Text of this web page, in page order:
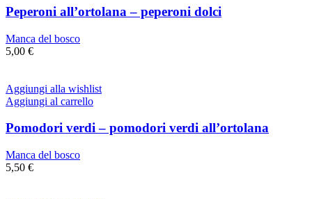
Peperoni all’ortolana – peperoni dolci
Manca del bosco
5,00 €
Aggiungi alla wishlist
Aggiungi al carrello
Pomodori verdi – pomodori verdi all’ortolana
Manca del bosco
5,50 €